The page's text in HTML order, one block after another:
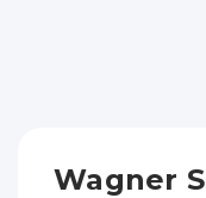
Wagner